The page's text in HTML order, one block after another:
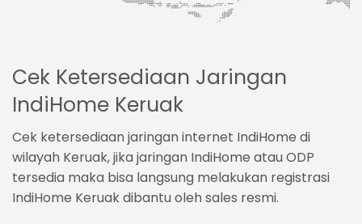
Cek Ketersediaan Jaringan
IndiHome Keruak
Cek ketersediaan jaringan internet IndiHome di
wilayah Keruak, jika jaringan IndiHome atau ODP
tersedia maka bisa langsung melakukan registrasi
IndiHome Keruak dibantu oleh sales resmi.